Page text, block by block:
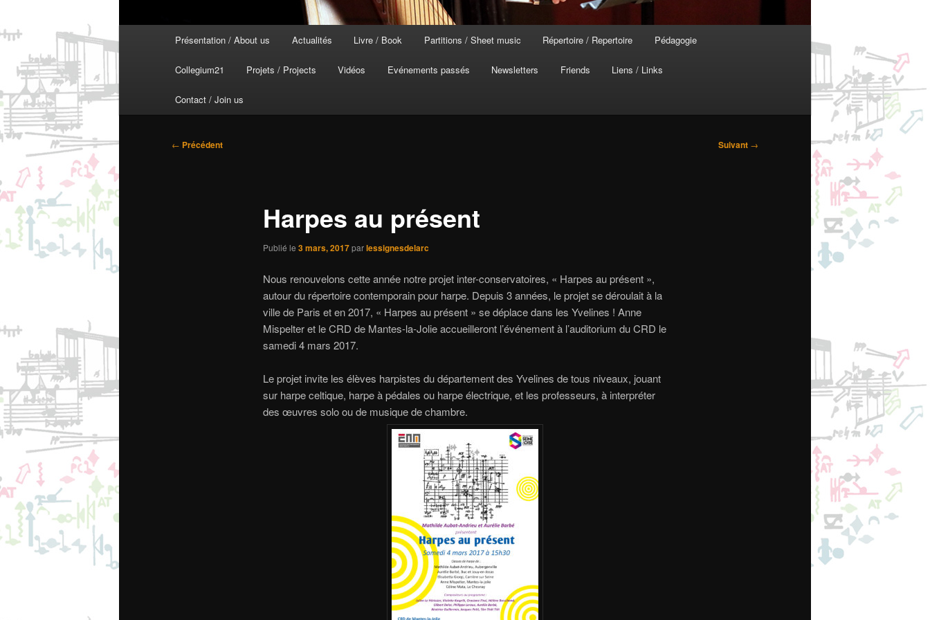
Présentation / About us Actualités Livre / Book Partitions / Sheet music Répertoire / Repertoire Pédagogie
Collegium21 Projets / Projects Vidéos Evénements passés Newsletters Friends Liens / Links
Contact / Join us
Navigation
← Précédent Suivant →
Harpes au présent
Publié le 3 mars, 2017parlessignesdelarc
Nous renouvelons cette année notre projet inter-conservatoires, « Harpes au présent »,
autour du répertoire contemporain pour harpe. Depuis 3 années, le projet se déroulait à la
ville de Paris et en 2017, « Harpes au présent » se déplace dans les Yvelines ! Anne
Mispelter et le CRD de Mantes-la-Jolie accueilleront l’événement à l’auditorium du CRD le
samedi 4 mars 2017.
Le projet invite les élèves harpistes du département des Yvelines de tous niveaux, jouant
sur harpe celtique, harpe à pédales ou harpe électrique, et les professeurs, à interpréter
des œuvres solo ou de musique de chambre.